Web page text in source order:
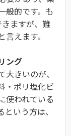
般的です。も
ますが、難
えます。
ング
きいのが、
・ポリ塩化ビ
使われている
いう方は、